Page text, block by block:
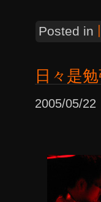
Posted in
日々是
2005/05/